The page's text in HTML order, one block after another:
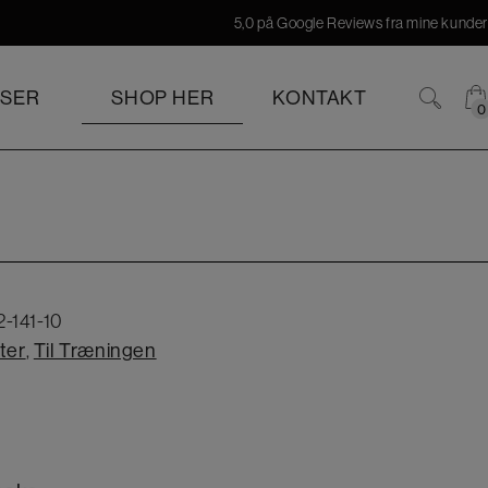
5,0 på Google Reviews fra mine kunder
SHOP HER KONTAKT 0
0
141-10
, Til Træningen